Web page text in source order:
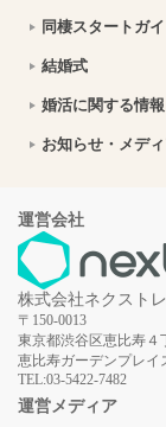
2026年8月7日 銀座
2026年8月7日
2026年8月7日
2026年8月7日
2026年8月7日
2026年8月7日 静岡
2026年8月7日
2026年8月7日
同棲スタートガ
結婚式
婚活に関する情報
お知らせ・メデ
運営会社
株式会社ネクスト
〒150-0013
東京都渋谷区恵比寿４
恵比寿ガーデンプレイ
TEL:03-5422-7482
運営メディア